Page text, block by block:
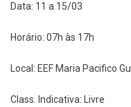
Data: 11 a 15/03
Horário: 07h às 17h
Local: EEF Maria Pacifico
Class. Indicativa: Livre